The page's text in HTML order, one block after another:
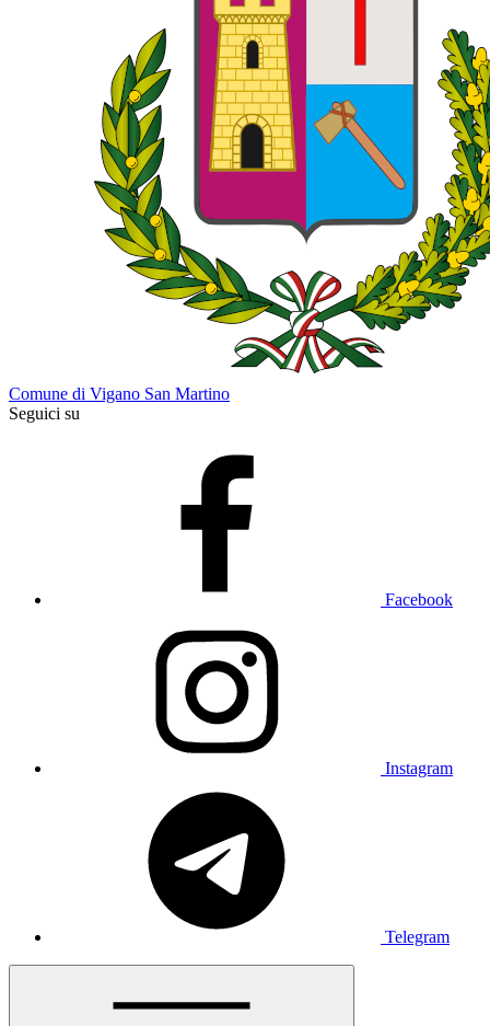
Comune di Vigano San Martino
Seguici su
Facebook
Instagram
Telegram